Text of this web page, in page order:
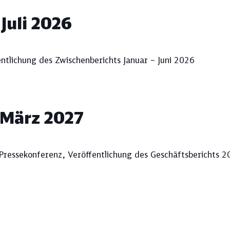
2026
des Zwischenberichts Januar – Juni 2026
2027
Veröffentlichung des Geschäftsberichts
aus, und sehen Sie sich unten
Berichtsstandards